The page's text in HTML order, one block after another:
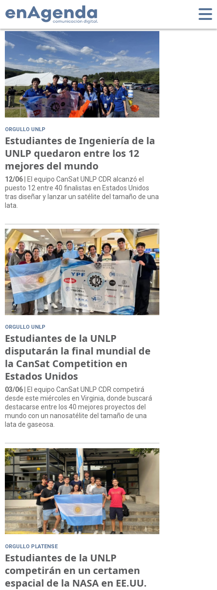
Tag: Virginia
ORGULLO UNLP
Estudiantes de Ingeniería de la
UNLP quedaron entre los 12
mejores del mundo
12/06 | El equipo CanSat UNLP CDR alcanzó el
puesto 12 entre 40 finalistas en Estados Unidos
tras diseñar y lanzar un satélite del tamaño de una
lata.
ORGULLO UNLP
Estudiantes de la UNLP
disputarán la final mundial de
la CanSat Competition en
Estados Unidos
03/06 | El equipo CanSat UNLP CDR competirá
desde este miércoles en Virginia, donde buscará
destacarse entre los 40 mejores proyectos del
mundo con un nanosatélite del tamaño de una
lata de gaseosa.
ORGULLO PLATENSE
Estudiantes de la UNLP
competirán en un certamen
espacial de la NASA en EE.UU.